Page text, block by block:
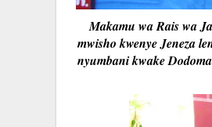
Makamu wa Rais wa
mwisho kwenye Jeneza
nyumbani kwake